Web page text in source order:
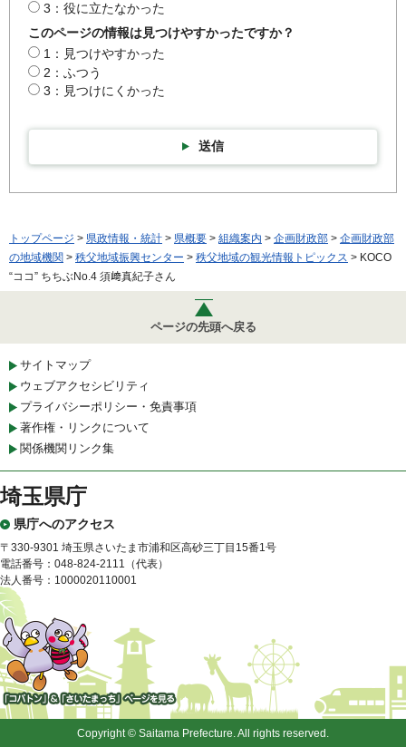
3：役に立たなかった
このページの情報は見つけやすかったですか？
1：見つけやすかった
2：ふつう
3：見つけにくかった
送信
トップページ > 県政情報・統計 > 県概要 > 組織案内 > 企画財政部 > 企画財政部
の地域機関 > 秩父地域振興センター > 秩父地域の観光情報トピックス > KOCO
“ココ” ちちぶNo.4 須﨑真紀子さん
ページの先頭へ戻る
サイトマップ
ウェブアクセシビリティ
プライバシーポリシー・免責事項
著作権・リンクについて
関係機関リンク集
埼玉県庁
県庁へのアクセス
〒330-9301 埼玉県さいたま市浦和区高砂三丁目15番1号
電話番号：048-824-2111（代表）
法人番号：1000020110001
「コバトン」&「さいたまっ
Copyright © Saitama Prefecture. All rights reserved.